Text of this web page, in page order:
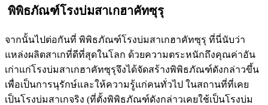
พิพิธภัณฑ์โรงบ่มสาเกฮาคัทซุรุ
จากนั้นไปต่อกันที่ พิพิธภัณฑ์โรงบ่มสาเกฮาคัทซุรุ ที่นี่นับว่า
แหล่งผลิตสาเกที่ดีที่สุดในโลก ด้วยความตระหนักถึงคุณค่าอัน
เก่าแก่โรงบ่มสาเกฮาคัทซุรุจึงได้จัดสร้างพิพิธภัณฑ์ดังกล่าวขึ้น
เพื่อเป็นการนุรักษ์และให้ความรู้แก่คนทั่วไป ในสถานที่ที่เคย
เป็นโรงบ่มสาเกจริง (ที่ตั้งพิพิธภัณฑ์ดังกล่าวเคยใช้เป็นโรงบ่ม